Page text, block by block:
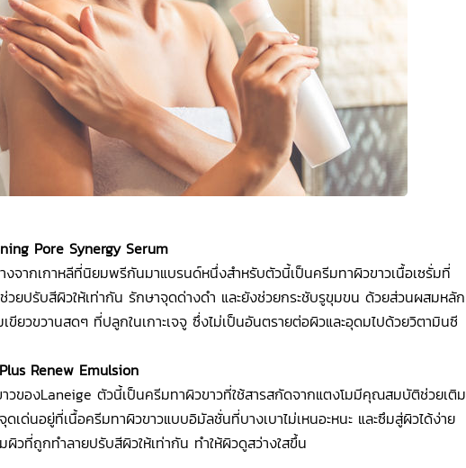
Pore Synergy Serum
งจากเกาหลีที่นิยมพรีกันมาแบรนด์หนึ่งสำหรับตัวนี้เป็นครีมทาผิวขาวเนื้อเซรั่มที่
ช่วยปรับสีผิวให้เท่ากัน รักษาจุดด่างดำ และยังช่วยกระชับรูขุมขน ด้วยส่วนผสมหลัก
ขียวขวานสดๆ ที่ปลูกในเกาะเจจู ซึ่งไม่เป็นอันตรายต่อผิวและอุดมไปด้วยวิตามินซี
Renew Emulsion
วของLaneige ตัวนี้เป็นครีมทาผิวขาวที่ใช้สารสกัดจากแตงโมมีคุณสมบัติช่วยเติม
เด่นอยู่ที่เนื้อครีมทาผิวขาวแบบอิมัลชั่นที่บางเบาไม่เหนอะหนะ และซึมสู่ผิวได้ง่าย
ผิวที่ถูกทำลายปรับสีผิวให้เท่ากัน ทำให้ผิวดูสว่างใสขึ้น